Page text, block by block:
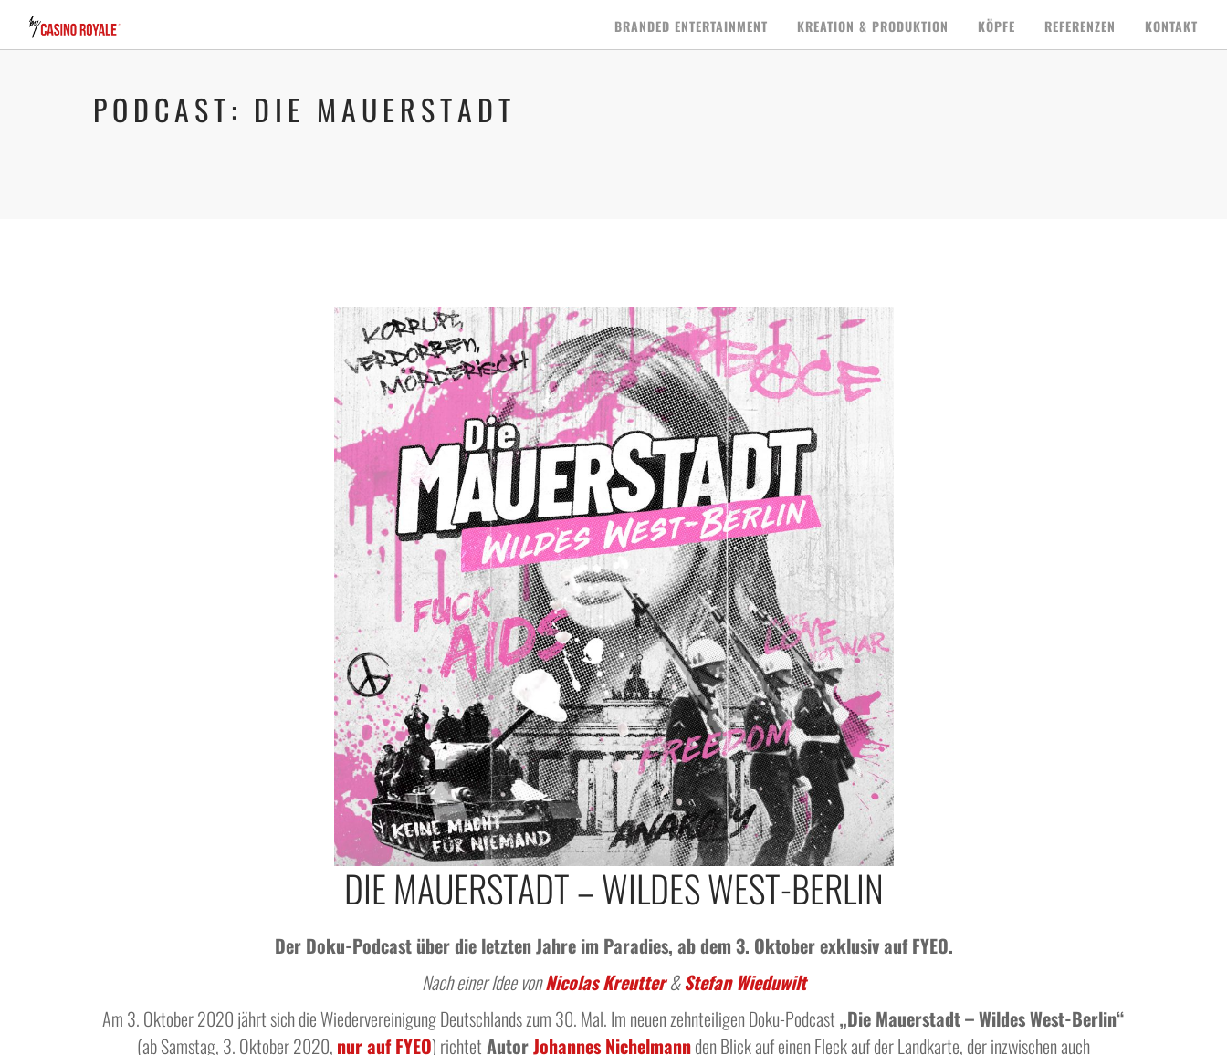
BRANDED ENTERTAINMENT KREATION & PRODUKTION KÖPFE REFERENZEN KONTAKT
PODCAST: DIE MAUERSTADT
DIE MAUERSTADT – WILDES WEST-BERLIN
Der Doku-Podcast über die letzten Jahre im Paradies, ab dem 3. Oktober exklusiv auf FYEO.
Nach einer Idee vonNicolas Kreutter&Stefan Wieduwilt
Am 3. Oktober 2020 jährt sich die Wiedervereinigung Deutschlands zum 30. Mal. Im neuen zehnteiligen Doku-Podcast „Die Mauerstadt – Wildes West-Berlin“
(ab Samstag, 3. Oktober 2020, nur auf FYEO) richtet AutorJohannes Nichelmannden Blick auf einen Fleck auf der Landkarte, der inzwischen auch